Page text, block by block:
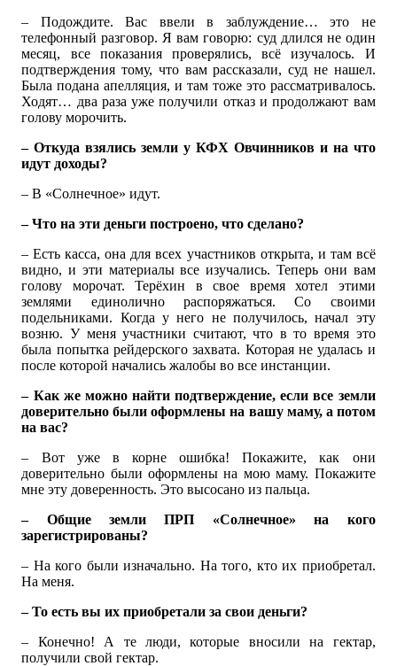
– Подождите. Вас ввели в заблуждение… это не
телефонный разговор. Я вам говорю: суд длился не один
месяц, все показания проверялись, всё изучалось. И
подтверждения тому, что вам рассказали, суд не нашел.
Была подана апелляция, и там тоже это рассматривалось.
Ходят… два раза уже получили отказ и продолжают вам
голову морочить.
– Откуда взялись земли у КФХ Овчинников и на что
идут доходы?
– В «Солнечное» идут.
– Что на эти деньги построено, что сделано?
– Есть касса, она для всех участников открыта, и там всё
видно, и эти материалы все изучались. Теперь они вам
голову морочат. Терёхин в свое время хотел этими
землями единолично распоряжаться. Со своими
подельниками. Когда у него не получилось, начал эту
возню. У меня участники считают, что в то время это
была попытка рейдерского захвата. Которая не удалась и
после которой начались жалобы во все инстанции.
– Как же можно найти подтверждение, если все земли
доверительно были оформлены на вашу маму, а потом
на вас?
– Вот уже в корне ошибка! Покажите, как они
доверительно были оформлены на мою маму. Покажите
мне эту доверенность. Это высосано из пальца.
– Общие земли ПРП «Солнечное» на кого
зарегистрированы?
– На кого были изначально. На того, кто их приобретал.
На меня.
– То есть вы их приобретали за свои деньги?
– Конечно! А те люди, которые вносили на гектар,
получили свой гектар.